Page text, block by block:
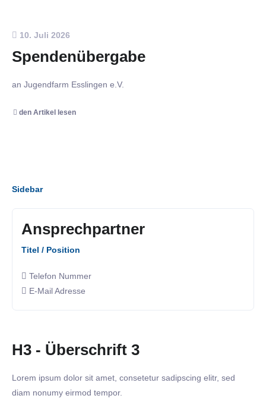
10. Juli 2026
Spendenübergabe
an Jugendfarm Esslingen e.V.
den Artikel lesen
Sidebar
Ansprechpartner
Titel / Position
Telefon Nummer
E-Mail Adresse
H3 - Überschrift 3
Lorem ipsum dolor sit amet, consetetur sadipscing elitr, sed
diam nonumy eirmod tempor.